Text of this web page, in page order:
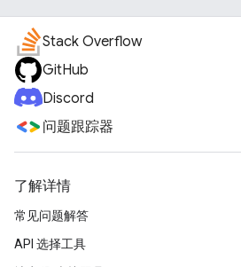
Stack Overflow
GitHub
Discord
问题跟踪器
了解详情
常见问题解答
API 选择工具